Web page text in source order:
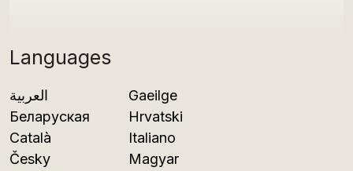
Languages
العربية
Беларуская
Català
Česky
Gaeilge
Hrvatski
Italiano
Magyar